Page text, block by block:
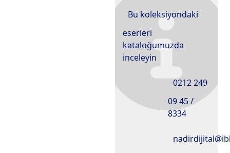
Bu koleksiyondaki
eserleri
kataloğumuzda
inceleyin
0212 249
09 45 /
8334